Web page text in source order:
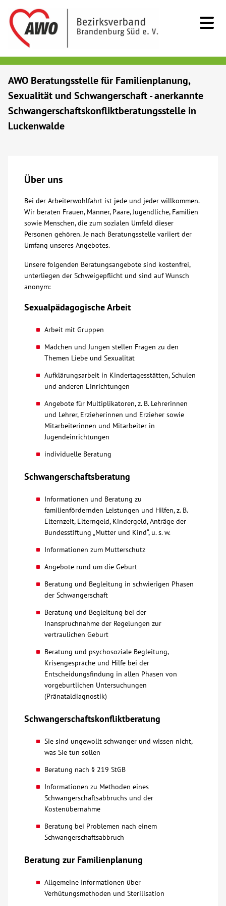
Senioren
Menschen mit Behinderung
Bildung
Über uns
Veranstaltungen
Spenden
Mitmachen
Karriere
Ausbildung
Glossar
Kontakt
AWO BB Süd
AWO Beratungsstelle für Familienplanung,
Sexualität und Schwangerschaft - anerkannte
Schwangerschaftskonfliktberatungsstelle in
Luckenwalde
Über uns
Bei der Arbeiterwohlfahrt ist jede und jeder willkommen.
Wir beraten Frauen, Männer, Paare, Jugendliche, Familien
sowie Menschen, die zum sozialen Umfeld dieser
Personen gehören. Je nach Beratungsstelle variiert der
Umfang unseres Angebotes.
Unsere folgenden Beratungsangebote sind kostenfrei,
unterliegen der Schweigepflicht und sind auf Wunsch
anonym:
Sexualpädagogische Arbeit
Arbeit mit Gruppen
Mädchen und Jungen stellen Fragen zu den
Themen Liebe und Sexualität
Aufklärungsarbeit in Kindertagesstätten, Schulen
und anderen Einrichtungen
Angebote für Multiplikatoren, z. B. Lehrerinnen
und Lehrer, Erzieherinnen und Erzieher sowie
Mitarbeiterinnen und Mitarbeiter in
Jugendeinrichtungen
individuelle Beratung
Schwangerschaftsberatung
Informationen und Beratung zu
familienfördernden Leistungen und Hilfen, z. B.
Elternzeit, Elterngeld, Kindergeld, Anträge der
Bundesstiftung „Mutter und Kind“, u. s. w.
Informationen zum Mutterschutz
Angebote rund um die Geburt
Beratung und Begleitung in schwierigen Phasen
der Schwangerschaft
Beratung und Begleitung bei der
Inanspruchnahme der Regelungen zur
vertraulichen Geburt
Beratung und psychosoziale Begleitung,
Krisengespräche und Hilfe bei der
Entscheidungsfindung in allen Phasen von
vorgeburtlichen Untersuchungen
(Pränataldiagnostik)
Schwangerschaftskonfliktberatung
Sie sind ungewollt schwanger und wissen nicht,
was Sie tun sollen
Beratung nach § 219 StGB
Informationen zu Methoden eines
Schwangerschaftsabbruchs und der
Kostenübernahme
Beratung bei Problemen nach einem
Schwangerschaftsabbruch
Beratung zur Familienplanung
Allgemeine Informationen über
Verhütungsmethoden und Sterilisation